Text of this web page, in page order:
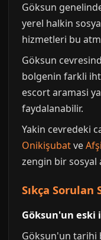
Göksun
yerel halkin
hizmetleri bu
Göksun
bolgenin farkli
escort aramasi
faydalanabilir.
Yakin cevredeki
Onikişubatve
zengin bir
Sıkça Sorulan
Göksun'un eski
Göksun'un tarihi